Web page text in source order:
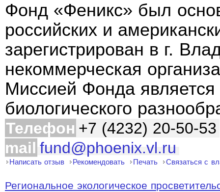
Фонд «Феникс» был
российских и
зарегистрирован в г.
некоммерческая
Миссией Фонда является
биологического
Телефон +7 (4232) 20-50-53
mail fund@phoenix.vl.ru
Написать отзыв Рекомендовать Печать Связаться с
Региональное экологическое